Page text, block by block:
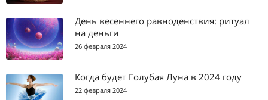
День весеннего равноденствия: ритуал
на деньги
26 февраля 2024
Когда будет Голубая Луна в 2024 году
22 февраля 2024